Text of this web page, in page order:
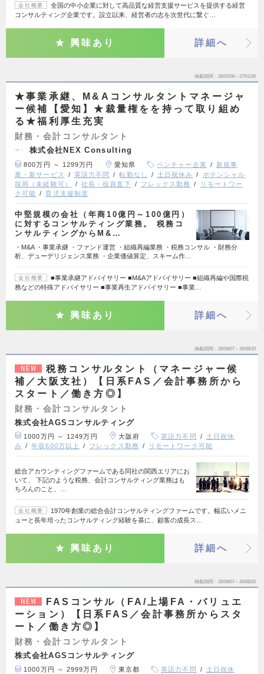
会社概要
全国の中小企業に対して高品質な経営支援サービスを提供する経営
コンサルティング企業です。設立以来、経営者の志を次世代に繋ぐ…
興味あり 詳細へ
掲載期間 26/05/06～27/01/26
★事業承継、M&Aコンサルタントマネージャ
ー候補【愛知】★裁量権をを持って取り組め
る★福利厚生充実
財務・会計コンサルタント
株式会社NEX Consulting
800万円 ～ 1299万円 愛知県 ベンチャー企業
新規事
業・新サービス
英語力不問 転勤なし 土日祝休み
ポテンシャル
採用（未経験可）
社長・役員直下 フレックス勤務
リモートワー
ク可能
育児支援制度
中堅規模の会社（年商10億円～100億円）
に対するコンサルティング業務。 税務コ
ンサルティングからM&…
・M&A ・事業承継 ・ファンド運営 ・組織再編業務 ・税務コンサル ・財務分
析、デューデリジェンス業務 ・企業価値算定、スキーム作…
会社概要
■事業承継アドバイサリー ■M&Aアドバイサリー ■組織再編や国際税
務などの特殊アドバイサリー ■事業再生アドバイサリー ■事業…
興味あり 詳細へ
掲載期間 26/08/07～26/08/20
NEW
税務コンサルタント（マネージャー候
補／大阪支社）【日系FAS／会計事務所から
スタート／働き方◎】
財務・会計コンサルタント
株式会社AGSコンサルティング
1000万円 ～ 1249万円 大阪府 英語力不問
土日祝休
み
年収600万以上 フレックス勤務 リモートワーク可能
総合アカウンティングファームである同社の関西エリアにお
いて、 下記のような税務、会計コンサルティング業務はも
ちろんのこと、…
会社概要
1970年創業の総合会計コンサルティングファームです。幅広いメニ
ューと長年培ったコンサルティング経験を基に、顧客の成長ス…
興味あり 詳細へ
掲載期間 26/08/07～26/08/20
NEW
FASコンサル（FA/上場FA・バリュエ
ーション）【日系FAS／会計事務所からスタ
ート／働き方◎】
財務・会計コンサルタント
株式会社AGSコンサルティング
1000万円 ～ 2999万円 東京都 英語力不問
土日祝休